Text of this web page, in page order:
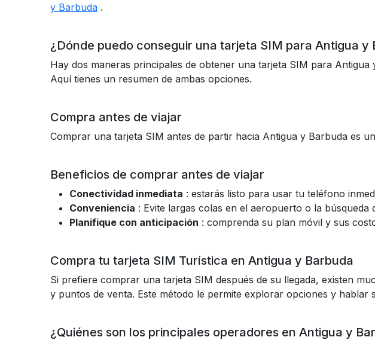
y Barbuda .
¿Dónde puedo conseguir una tarjeta SIM para Antigua y
Hay dos maneras principales de obtener una tarjeta SIM para
Aquí tienes un resumen de ambas opciones.
Compra antes de viajar
Comprar una tarjeta SIM antes de partir hacia Antigua y Barbuda es
Beneficios de comprar antes de viajar
Conectividad inmediata : estarás listo para usar tu teléfono
Conveniencia : Evite largas colas en el aeropuerto o la búsqueda
Planifique con anticipación : comprenda su plan móvil y sus
Compra tu tarjeta SIM Turística en Antigua y Barbuda
Si prefiere comprar una tarjeta SIM después de su llegada, existen
y puntos de venta. Este método le permite explorar opciones y
¿Quiénes son los principales operadores en Antigua y